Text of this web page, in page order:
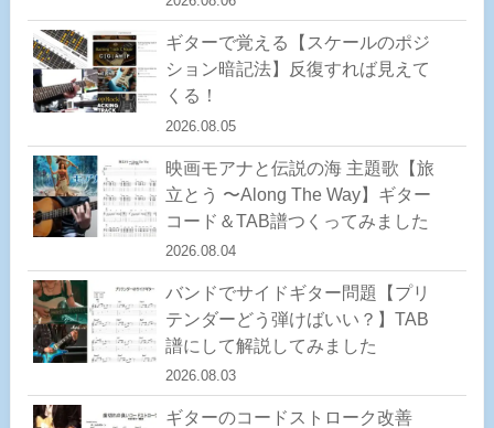
ギターで覚える【スケールのポジ
ション暗記法】反復すれば見えて
くる！
2026.08.05
映画モアナと伝説の海 主題歌【旅
立とう 〜Along The Way】ギター
コード＆TAB譜つくってみました
2026.08.04
バンドでサイドギター問題【プリ
テンダーどう弾けばいい？】TAB
譜にして解説してみました
2026.08.03
ギターのコードストローク改善